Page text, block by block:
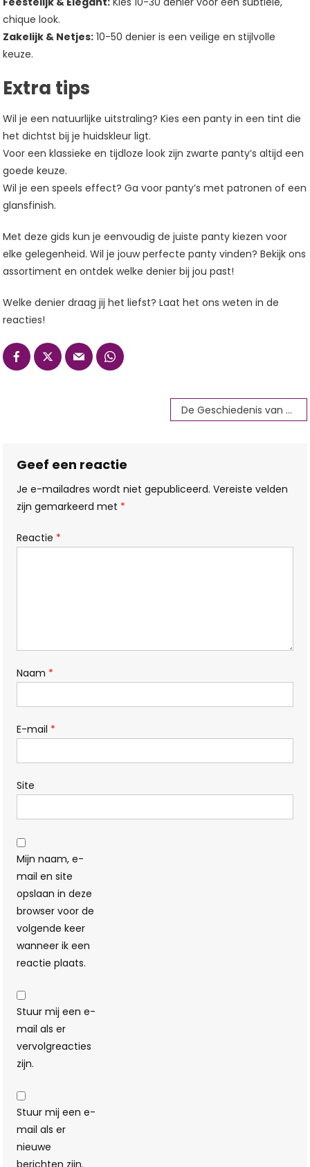
chique look.
Zakelijk & Netjes: 10-50 denier is een veilige en stijlvolle
keuze.
Extra tips
Wil je een natuurlijke uitstraling? Kies een panty in een tint die
het dichtst bij je huidskleur ligt.
Voor een klassieke en tijdloze look zijn zwarte panty’s altijd een
goede keuze.
Wil je een speels effect? Ga voor panty’s met patronen of een
glansfinish.
Met deze gids kun je eenvoudig de juiste panty kiezen voor
elke gelegenheid. Wil je jouw perfecte panty vinden? Bekijk ons
assortiment en ontdek welke denier bij jou past!
Welke denier draag jij het liefst? Laat het ons weten in de
reacties!
Kousen,
Panty
De Geschiedenis van de Panty: Van Oorsprong tot Mode-icoon
Geef een reactie
Je e-mailadres wordt niet gepubliceerd. Vereiste velden
zijn gemarkeerd met *
Reactie *
Naam *
E-mail *
Site
Mijn naam, e-
mail en site
opslaan in deze
browser voor de
volgende keer
wanneer ik een
reactie plaats.
Stuur mij een e-
mail als er
vervolgreacties
zijn.
Stuur mij een e-
mail als er
nieuwe
berichten zijn.